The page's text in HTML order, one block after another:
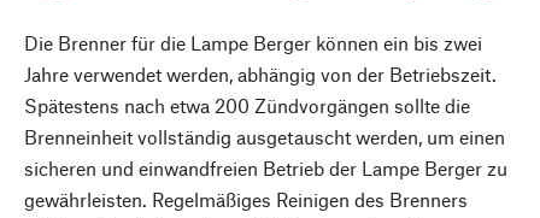
Die Brenner für die Lampe Berger können ein bis zwei
Jahre verwendet werden, abhängig von der Betriebszeit.
Spätestens nach etwa 200 Zündvorgängen sollte die
Brenneinheit vollständig ausgetauscht werden, um einen
sicheren und einwandfreien Betrieb der Lampe Berger zu
gewährleisten. Regelmäßiges Reinigen des Brenners